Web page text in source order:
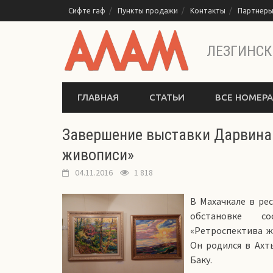
к
Сифте гаф Пункты продажи Контакты Партнеры
ГЛАВНАЯ СТАТЬИ ВСЕ НОМЕРА
Завершение выставки
живописи»
04.11.2016 1 818
В Махачкале в
обстановке
«Ретроспектива
Он родился в
Баку.